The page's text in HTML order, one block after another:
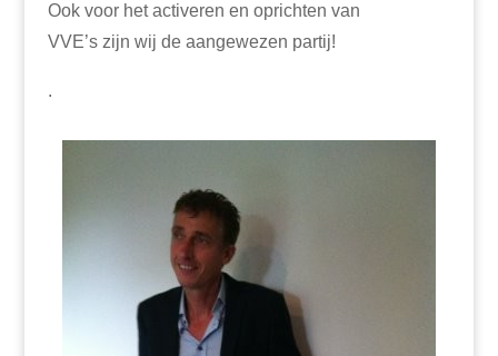
Ook voor het activeren en oprichten van
VVE’s zijn wij de aangewezen partij!
.